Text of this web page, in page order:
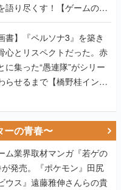
語り尽くす！【ゲームの企
書】『ペルソナ3』を築き
心とリスペクトだった。赤
に集った“愚連隊”がシリー
らせるまで【橋野桂インタ
ーの青春〜
ム業界取材マンガ『若ゲの
発売。『ポケモン』田尻
ウス』遠藤雅伸さんらの貴